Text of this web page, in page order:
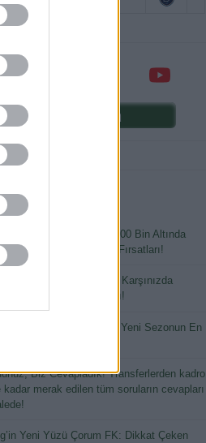
Comunio oyna
Büyük Kazanç: 400 Bin Altında
Gereken Transfer Fırsatları!
Ya da Parlayacak: Karşınızda
En Riskli Oyuncuları!
Büyük Beklentiler: Yeni Sezonun En
Biz Cevapladık! Transferlerden kadro
kadar merak edilen tüm soruların cevapları
Yeni Yüzü Çorum FK: Dikkat Çeken